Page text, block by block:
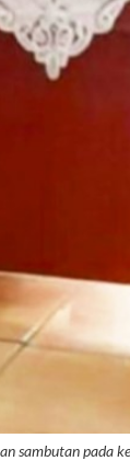
sambutan pada